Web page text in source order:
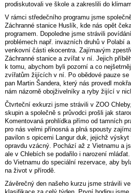
prodiskutovali ve škole a zakreslili do
V rámci středečního programu jsme
Záchranné stanice Huslík, kde nás opět
programem. Dopoledne jsme strávili
problémech např. invazních druhů v Polabí
venkovní části ekocentra. Zajímavým
Záchranné stanice a zvířat v ní. Jejich
k tomu, abychom byli pozorní a co
zvířatům žijících v ní. Po obědové pauze
pan Martin Šandera, který nás provedl
nám názorně obojživelníky a ryby žijící v
Čtvrteční exkurzi jsme strávili v ZOO
skupin a společně s průvodci prošli jak
Komentovaná prohlídka přímo od tamních
pro nás velmi přínosná a plná spousty
pavilon s opicemi Langur duk, jejichž
opravdu vzácný. Pochází až z Vietnamu a
ale v Chlebích se podařilo i narození
do Vietnamu do speciální rezervace, aby
na život v přírodě.
Závěrečný den našeho kurzu jsme strávili